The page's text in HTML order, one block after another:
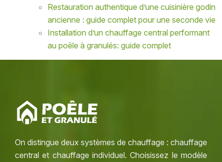
Restauration authentique d’une cuisinière godin
ancienne : guide complet pour une seconde vie
Installation d’un chauffage central performant
au poêle à granulés: guide complet
On distingue deux systèmes de chauffage : chauffage
central et chauffage individuel. Choisissez le modèle